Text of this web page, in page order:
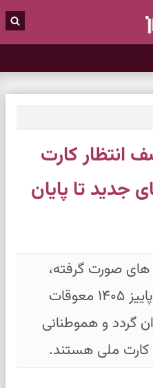
انتظار کارت
جدید تا پایان
های صورت گرفته،
مصمم هستیم تا پایان پاییز ۱۴۰۵ معوقات
گردد و هموطنانی
ملی هستند.